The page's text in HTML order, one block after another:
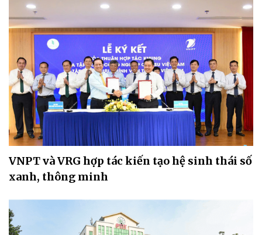
VNPT và VRG hợp tác kiến tạo hệ sinh thái số
xanh, thông minh